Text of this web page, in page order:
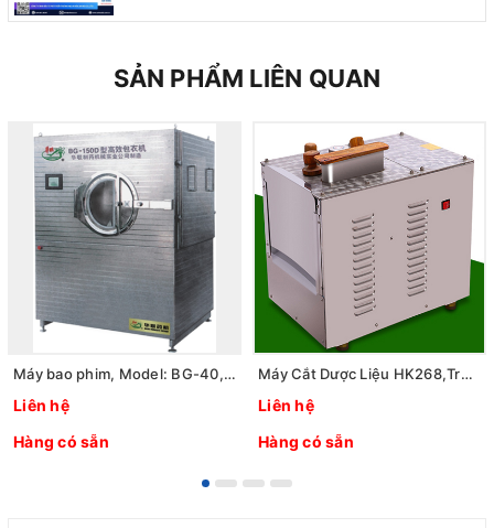
SẢN PHẨM LIÊN QUAN
Máy bao phim, Model: BG-40, Hãng: TaisiteLab Sciences Inc / Mỹ
Liên hệ
Hàng có sẵn
Máy Cắt Dược Liệu HK268,Trung Quốc
Liên hệ
Hàng có sẵn